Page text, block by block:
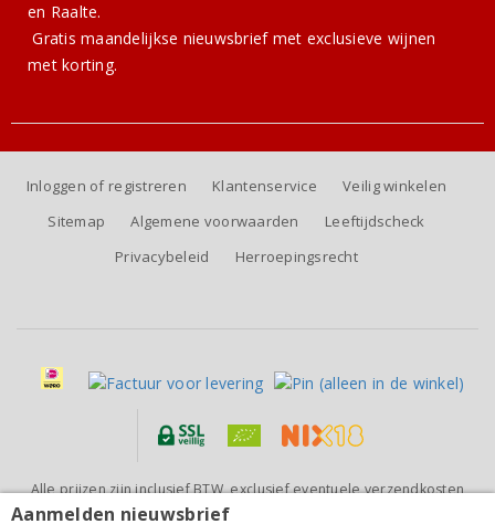
Loredan Gasparini Asolo Prosecco Superiore
en Raalte.
Gratismaandelijkse nieuwsbriefmet exclusieve wijnen
met korting.
Inloggen of registreren Klantenservice
Veilig winkelen
Sitemap
Algemene voorwaarden
Leeftijdscheck
Privacybeleid
Herroepingsrecht
Alle prijzen zijn inclusief BTW, exclusief eventuele verzendkosten
(voor orders tot 6 flessen)
Aanmelden nieuwsbrief